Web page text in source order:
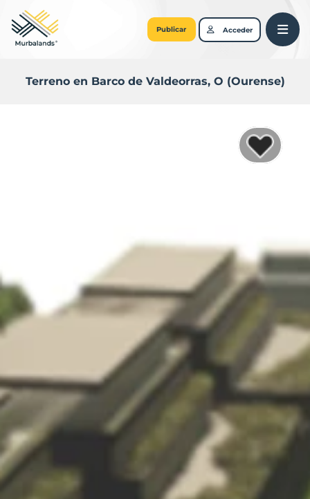
Publicar Acceder
Terreno en Barco de Valdeorras, O (Ourense)